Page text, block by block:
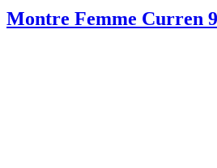
Montre Femme Curren